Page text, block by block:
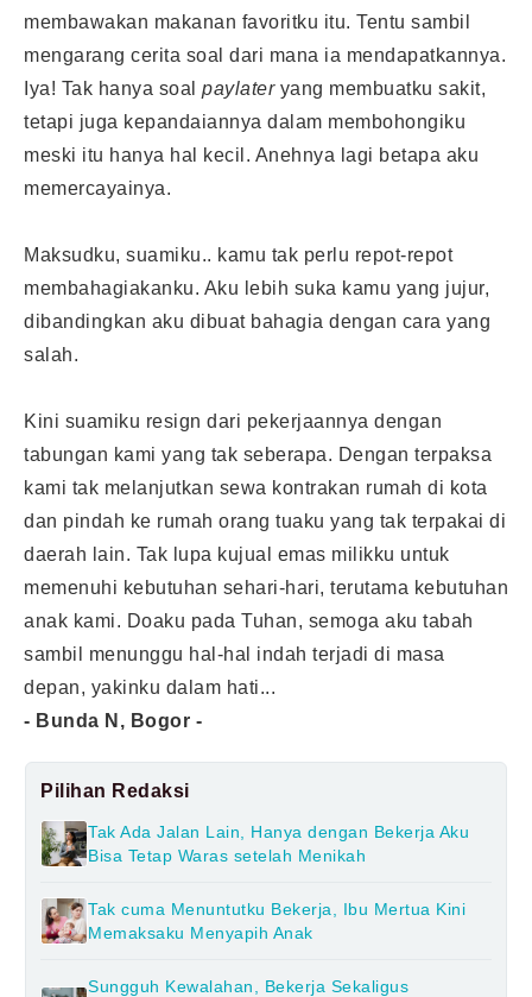
membawakan makanan favoritku itu. Tentu sambil
mengarang cerita soal dari mana ia mendapatkannya.
Iya! Tak hanya soal paylateryang membuatku sakit,
tetapi juga kepandaiannya dalam membohongiku
meski itu hanya hal kecil. Anehnya lagi betapa aku
memercayainya.
Maksudku, suamiku.. kamu tak perlu repot-repot
membahagiakanku. Aku lebih suka kamu yang jujur,
dibandingkan aku dibuat bahagia dengan cara yang
salah.
Kini suamiku resign dari pekerjaannya dengan
tabungan kami yang tak seberapa. Dengan terpaksa
kami tak melanjutkan sewa kontrakan rumah di kota
dan pindah ke rumah orang tuaku yang tak terpakai di
daerah lain. Tak lupa kujual emas milikku untuk
memenuhi kebutuhan sehari-hari, terutama kebutuhan
anak kami. Doaku pada Tuhan, semoga aku tabah
sambil menunggu hal-hal indah terjadi di masa
depan, yakinku dalam hati...
- Bunda N, Bogor -
Pilihan Redaksi
Tak Ada Jalan Lain, Hanya dengan Bekerja Aku
Bisa Tetap Waras setelah Menikah
Tak cuma Menuntutku Bekerja, Ibu Mertua Kini
Memaksaku Menyapih Anak
Sungguh Kewalahan, Bekerja Sekaligus